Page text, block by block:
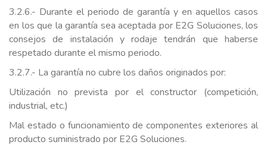
3.2.6.- Durante el periodo de garantía y en aquellos casos
en los que la garantía sea aceptada por E2G Soluciones, los
consejos de instalación y rodaje tendrán que haberse
respetado durante el mismo periodo.
3.2.7.- La garantía no cubre los daños originados por:
Utilización no prevista por el constructor (competición,
industrial, etc.)
Mal estado o funcionamiento de componentes exteriores al
producto suministrado por E2G Soluciones.